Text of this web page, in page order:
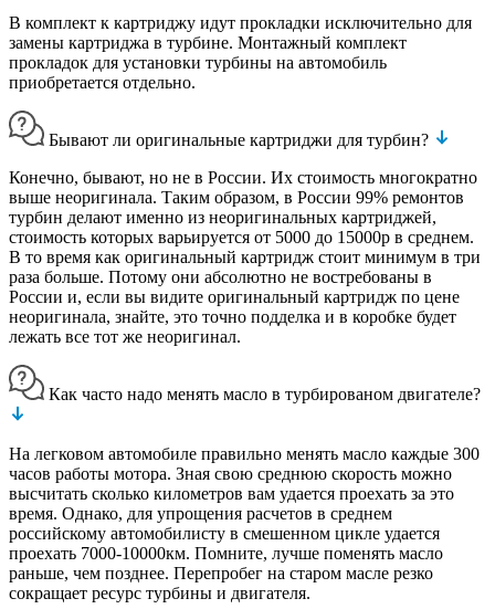
В комплект к картриджу идут прокладки исключительно для
замены картриджа в турбине. Монтажный комплект
прокладок для установки турбины на автомобиль
приобретается отдельно.
Бывают ли оригинальные картриджи для турбин?
Конечно, бывают, но не в России. Их стоимость многократно
выше неоригинала. Таким образом, в России 99% ремонтов
турбин делают именно из неоригинальных картриджей,
стоимость которых варьируется от 5000 до 15000р в среднем.
В то время как оригинальный картридж стоит минимум в три
раза больше. Потому они абсолютно не востребованы в
России и, если вы видите оригинальный картридж по цене
неоригинала, знайте, это точно подделка и в коробке будет
лежать все тот же неоригинал.
Как часто надо менять масло в турбированом двигателе?
На легковом автомобиле правильно менять масло каждые 300
часов работы мотора. Зная свою среднюю скорость можно
высчитать сколько километров вам удается проехать за это
время. Однако, для упрощения расчетов в среднем
российскому автомобилисту в смешенном цикле удается
проехать 7000-10000км. Помните, лучше поменять масло
раньше, чем позднее. Перепробег на старом масле резко
сокращает ресурс турбины и двигателя.